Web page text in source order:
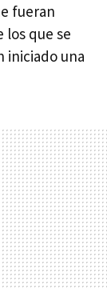
fueran
que se
iniciado una